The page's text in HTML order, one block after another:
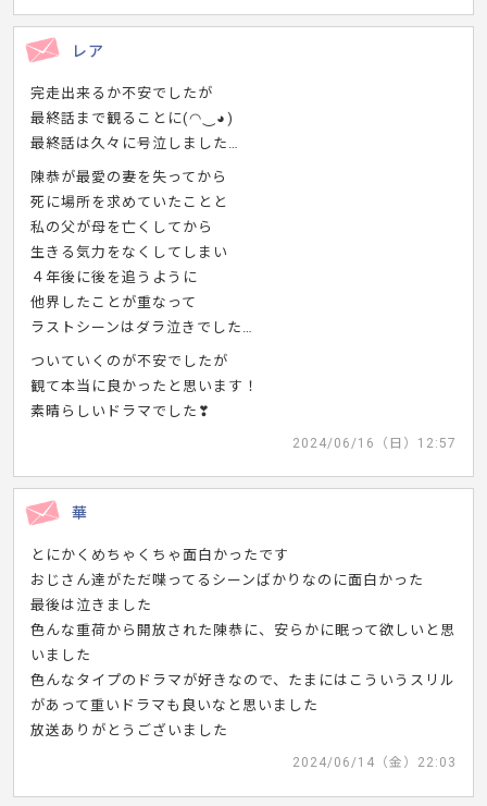
レア
完走出来るか不安でしたが
最終話まで観ることに(⁠◠⁠‿⁠◕⁠)
最終話は久々に号泣しました…
陳恭が最愛の妻を失ってから
死に場所を求めていたことと
私の父が母を亡くしてから
生きる気力をなくしてしまい
４年後に後を追うように
他界したことが重なって
ラストシーンはダラ泣きでした…
ついていくのが不安でしたが
観て本当に良かったと思います！
素晴らしいドラマでした❣
2024/06/16（日）12:57
華
とにかくめちゃくちゃ面白かったです
おじさん達がただ喋ってるシーンばかりなのに面白かった
最後は泣きました
色んな重荷から開放された陳恭に、安らかに眠って欲しいと思
いました
色んなタイプのドラマが好きなので、たまにはこういうスリル
があって重いドラマも良いなと思いました
放送ありがとうございました
2024/06/14（金）22:03